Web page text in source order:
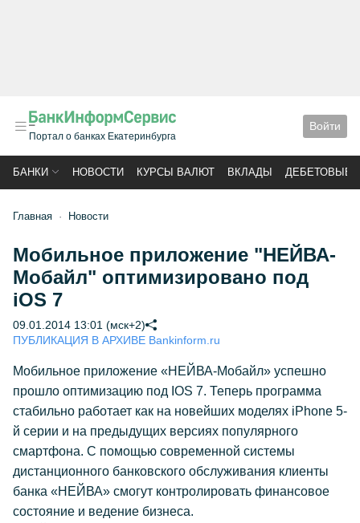
Портал о банках Екатеринбурга
Войти
БАНКИ НОВОСТИ КУРСЫ ВАЛЮТ ВКЛАДЫ ДЕБЕТОВЫЕ
Главная Новости
Мобильное приложение "НЕЙВА-
Мобайл" оптимизировано под
iOS 7
09.01.2014 13:01 (мск+2)
ПУБЛИКАЦИЯ В АРХИВЕ Bankinform.ru
Мобильное приложение «НЕЙВА-Мобайл» успешно
прошло оптимизацию под IOS 7. Теперь программа
стабильно работает как на новейших моделях iPhone 5-
й серии и на предыдущих версиях популярного
смартфона. С помощью современной системы
дистанционного банковского обслуживания клиенты
банка «НЕЙВА» смогут контролировать финансовое
состояние и ведение бизнеса.